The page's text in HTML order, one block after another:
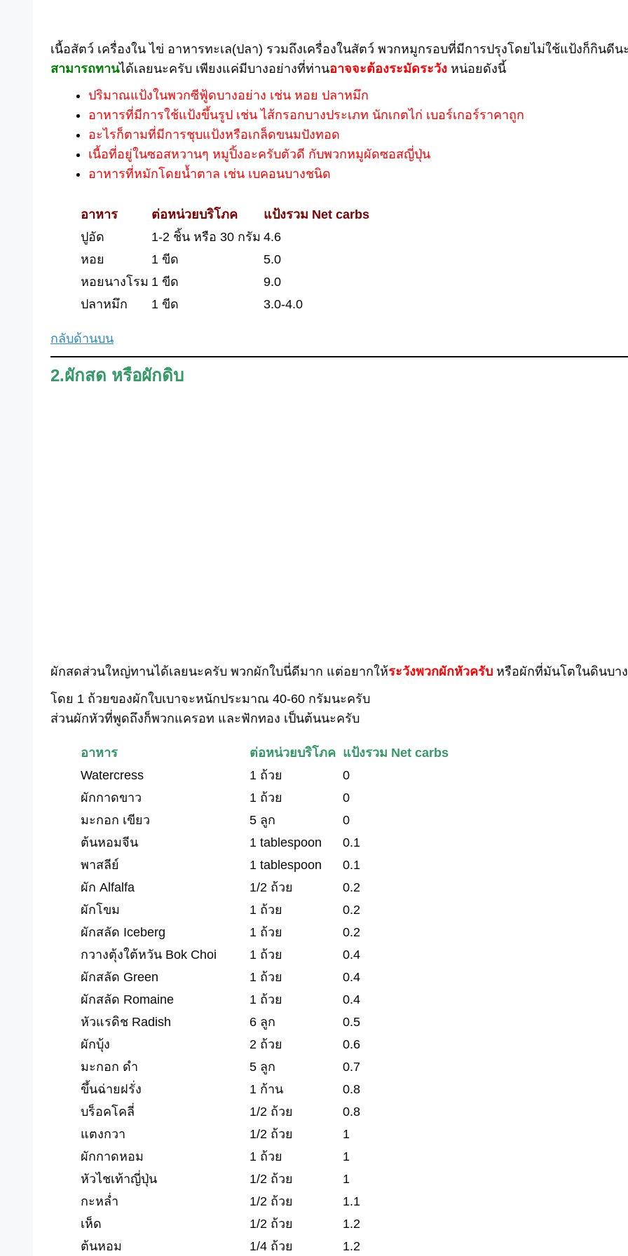
เนื้อสัตว์ เครื่องใน ไข่ อาหารทะเล(ปลา) รวมถึงเครื่องในสัตว์ พวกหมูกรอบที่มีการปรุงโดยไม่ใช้แป้งก็กินดี
สามารถทานได้เลยนะครับ เพียงแค่มีบางอย่างที่ท่านอาจจะต้องระมัดระวัง หน่อยดังนี้
ปริมาณแป้งในพวกซีฟู้ดบางอย่าง เช่น หอย ปลาหมึก
อาหารที่มีการใช้แป้งขึ้นรูป เช่น ไส้กรอกบางประเภท นักเกตไก่ เบอร์เกอร์ราคาถูก
อะไรก็ตามที่มีการชุบแป้งหรือเกล็ดขนมปังทอด
เนื้อที่อยู่ในซอสหวานๆ หมูปิ้งอะครับตัวดี กับพวกหมูผัดซอสญี่ปุ่น
อาหารที่หมักโดยน้ำตาล เช่น เบคอนบางชนิด
อาหาร ต่อหน่วยบริโภค
แป้งรวม Net carbs
ปูอัด
1-2 ชิ้น หรือ 30 กรัม 4.6
หอย
1 ขีด
5.0
หอยนางโรม 1 ขีด
9.0
ปลาหมึก
1 ขีด 3.0-4.0
กลับด้านบน
2.ผักสด หรือผักดิบ
ผักสดส่วนใหญ่ทานได้เลยนะครับ พวกผักใบนี่ดีมาก แต่อยากให้ระวังพวกผักหัวครับ หรือผักที่มันโตในดินบา
โดย 1 ถ้วยของผักใบเบาจะหนักประมาณ 40-60 กรัมนะครับ
ส่วนผักหัวที่พูดถึงก็พวกแครอท และฟักทอง เป็นต้นนะครับ
อาหาร ต่อหน่วยบริโภค แป้งรวม Net carbs
Watercress
1 ถ้วย
0
ผักกาดขาว
1 ถ้วย
0
มะกอก เขียว
5 ลูก
0
ต้นหอมจีน
1 tablespoon
0.1
พาสลีย์
1 tablespoon
0.1
ผัก Alfalfa
1/2 ถ้วย
0.2
ผักโขม
1 ถ้วย
0.2
ผักสลัด Iceberg
1 ถ้วย
0.2
กวางตุ้งใต้หวัน Bok Choi
1 ถ้วย
0.4
ผักสลัด Green
1 ถ้วย
0.4
ผักสลัด Romaine
1 ถ้วย
0.4
หัวแรดิช Radish
6 ลูก
0.5
ผักบุ้ง
2 ถ้วย
0.6
มะกอก ดำ
5 ลูก
0.7
ขึ้นฉ่ายฝรั่ง
1 ก้าน
0.8
บร็อคโคลี่
1/2 ถ้วย
0.8
แตงกวา
1/2 ถ้วย
1
ผักกาดหอม
1 ถ้วย
1
หัวไชเท้าญี่ปุ่น
1/2 ถ้วย
1
กะหล่ำ
1/2 ถ้วย
1.1
เห็ด
1/2 ถ้วย
1.2
ต้นหอม
1/4 ถ้วย 1.2